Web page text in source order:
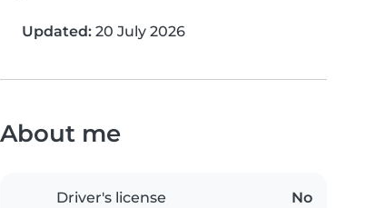
Updated: 20 July 2026
About me
Driver's license No